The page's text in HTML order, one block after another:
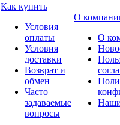
Как купить
Условия
оплаты
Условия
доставки
Возврат и
обмен
Часто
задаваемые
вопросы
О
О